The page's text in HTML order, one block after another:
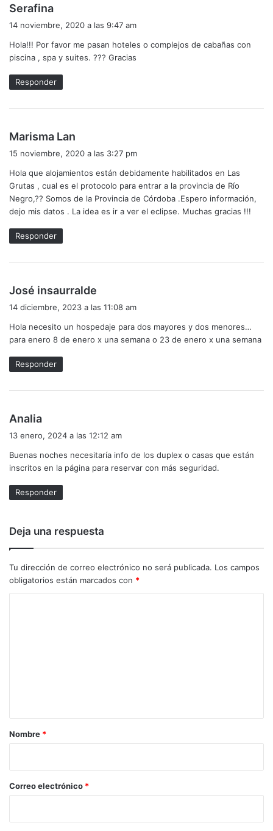
Serafina
e
:
14 noviembre, 2020 a las 9:47 am
Hola!!! Por favor me pasan hoteles o complejos de cabañas con
piscina , spa y suites. ??? Gracias
Responder
Marisma Lan
e
:
15 noviembre, 2020 a las 3:27 pm
Hola que alojamientos están debidamente habilitados en Las
Grutas , cual es el protocolo para entrar a la provincia de Río
Negro,?? Somos de la Provincia de Córdoba .Espero información,
dejo mis datos . La idea es ir a ver el eclipse. Muchas gracias !!!
Responder
José insaurralde
e
:
14 diciembre, 2023 a las 11:08 am
Hola necesito un hospedaje para dos mayores y dos menores…
para enero 8 de enero x una semana o 23 de enero x una semana
Responder
Analia
e
:
13 enero, 2024 a las 12:12 am
Buenas noches necesitaría info de los duplex o casas que están
inscritos en la página para reservar con más seguridad.
Responder
Deja una respuesta
Tu dirección de correo electrónico no será publicada. Los campos
obligatorios están marcados con *
r
*
Nombre *
Correo electrónico *